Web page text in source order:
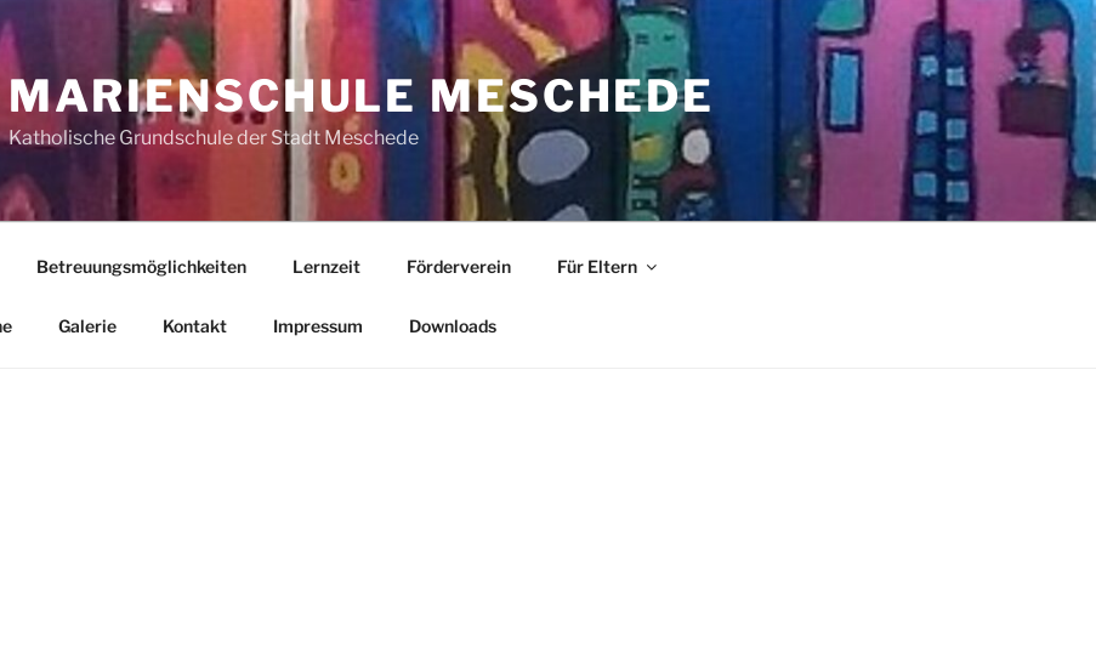
MARIENSCHULE MESCHEDE
Katholische Grundschule der Stadt Meschede
Betreuungsmöglichkeiten Lernzeit Förderverein Für Eltern
Galerie Kontakt Impressum Downloads